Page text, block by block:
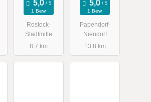
med. dent.
Zahnärzte
1 Bew.
Rostock-
Stadtmitte
8.7 km
1 Bew.
Papendorf-
Niendorf
13.8 km